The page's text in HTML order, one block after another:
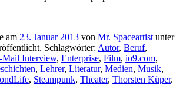
am 23. Januar 2013 von Mr. Spaceartist unter
Schlagwörter: Autor, Beruf,
Mail Interview, Enterprise, Film, io9.com,
, Lehrer, Literatur, Medien, Musik,
, Steampunk, Theater, Thorsten Küper.